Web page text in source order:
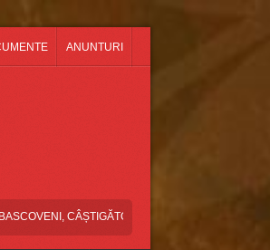
ANUNTURI
CÂȘTIGĂTORII MARELUI PREMIU ȘI AL